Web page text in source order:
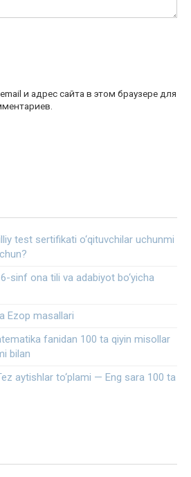
и адрес сайта в этом браузере для
test sertifikati o‘qituvchilar uchunmi
6-sinf ona tili va adabiyot bo‘yicha
Ezop masallari
fanidan 100 ta qiyin misollar
bilan
aytishlar to‘plami — Eng sara 100 ta